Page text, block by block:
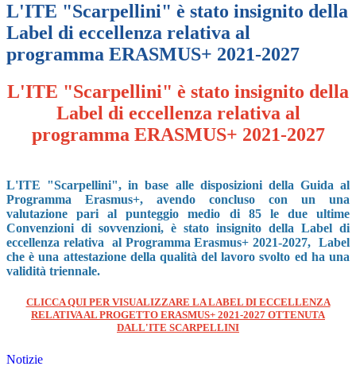
L'ITE "Scarpellini" è stato insignito della
Label di eccellenza relativa al
programma ERASMUS+ 2021-2027
L'ITE "Scarpellini" è stato insignito della
Label di eccellenza relativa al
programma ERASMUS+ 2021-2027
L'ITE "Scarpellini", in base alle disposizioni della Guida al
Programma Erasmus+, avendo concluso con un una
valutazione pari al punteggio medio di 85 le due ultime
Convenzioni di sovvenzioni, è stato insignito della Label di
eccellenza relativa al Programma Erasmus+ 2021-2027, Label
che è una attestazione della qualità del lavoro svolto ed ha una
validità triennale.
CLICCA QUI PER VISUALIZZARE LA LABEL DI ECCELLENZA
RELATIVA AL PROGETTO ERASMUS+ 2021-2027 OTTENUTA
DALL'ITE SCARPELLINI
Notizie